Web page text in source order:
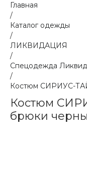
Главная
/
Каталог одежды
/
ЛИКВИДАЦИЯ
/
Спецодежда
/
Костюм СИРИУС-
Костюм
брюки